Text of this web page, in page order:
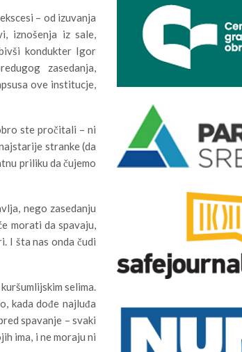
– od izuvanja
iznošenja iz sale,
kondukter Igor
zasedanja,
ove institucje,
ste pročitali – ni
stranke (da
priliku da čujemo
nego zasedanju
morati da spavaju,
I šta nas onda čudi
selima.
kada dođe najluđa
spavanje – svaki
ima, i ne moraju ni